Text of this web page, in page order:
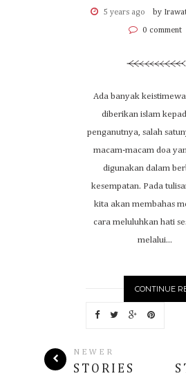
5 years ago by
0 comment
Ada banyak
diberikan islam
penganutnya, salah
macam-macam doa
digunakan dalam
kesempatan. Pada
kita akan membahas
cara meluluhkan hati
melalui...
CONTINUE
NEWER
STORIES